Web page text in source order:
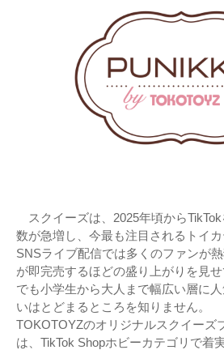
スクイーズは、2025年頃から
数が急増し、今最も注目されるトイカ
SNSライブ配信では多くのファンが
が即完売するほどの盛り上がりを見
でも小学生から大人まで幅広い層に
いはとどまるところを知りません。
TOKOTOYZのオリジナルスクイーズ
は、TikTok Shopホビーカテゴリで着